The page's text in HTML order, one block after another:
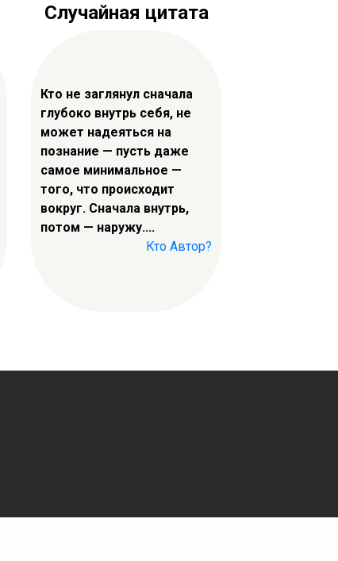
Случайная цитата
Кто не заглянул сначала
глубоко внутрь себя, не
может надеяться на
познание — пусть даже
самое минимальное —
того, что происходит
вокруг. Сначала внутрь,
потом — наружу....
Кто Автор?